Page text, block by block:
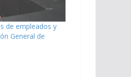
de empleados y
General de